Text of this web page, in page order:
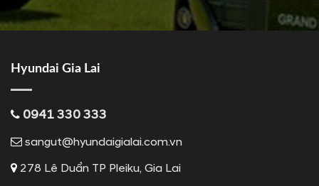
Hyundai Gia Lai
0941 330 333
sangut@hyundaigialai.com.vn
278 Lê Duẩn TP Pleiku, Gia Lai